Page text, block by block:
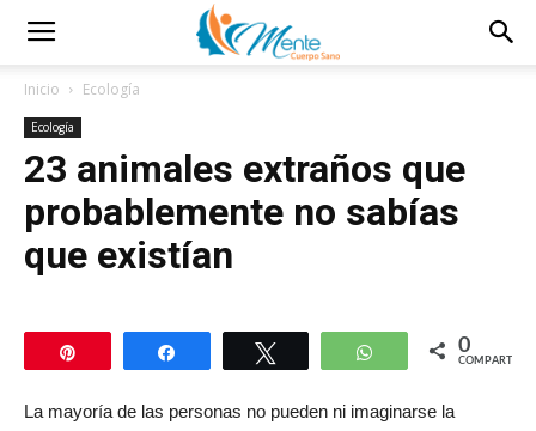
Inicio Ecología
Ecología
23 animales extraños que
probablemente no sabías
que existían
Compartir WhatsApp
0
COMPARTIR
La mayoría de las personas no pueden ni imaginarse la